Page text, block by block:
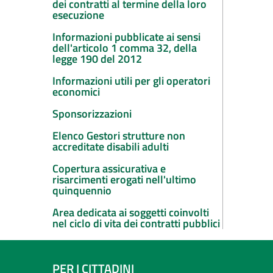
dei contratti al termine della loro
esecuzione
Informazioni pubblicate ai sensi
dell'articolo 1 comma 32, della
legge 190 del 2012
Informazioni utili per gli operatori
economici
Sponsorizzazioni
Elenco Gestori strutture non
accreditate disabili adulti
Copertura assicurativa e
risarcimenti erogati nell'ultimo
quinquennio
Area dedicata ai soggetti coinvolti
nel ciclo di vita dei contratti pubblici
PER I CITTADINI